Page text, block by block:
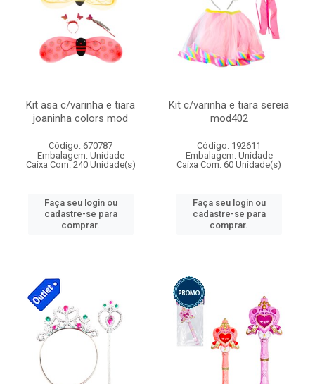
Kit asa c/varinha e tiara
joaninha colors mod
Código: 670787
Embalagem: Unidade
Caixa Com: 240 Unidade(s)
Faça seu login ou
cadastre-se para
comprar.
Kit c/varinha e tiara sereia
mod402
Código: 192611
Embalagem: Unidade
Caixa Com: 60 Unidade(s)
Faça seu login ou
cadastre-se para
comprar.